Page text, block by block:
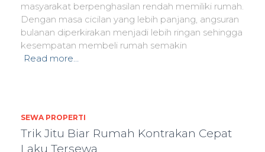
masyarakat berpenghasilan rendah memiliki rumah.
Dengan masa cicilan yang lebih panjang, angsuran
bulanan diperkirakan menjadi lebih ringan sehingga
kesempatan membeli rumah semakin
Read more…
SEWA PROPERTI
Trik Jitu Biar Rumah Kontrakan Cepat
Laku Tersewa